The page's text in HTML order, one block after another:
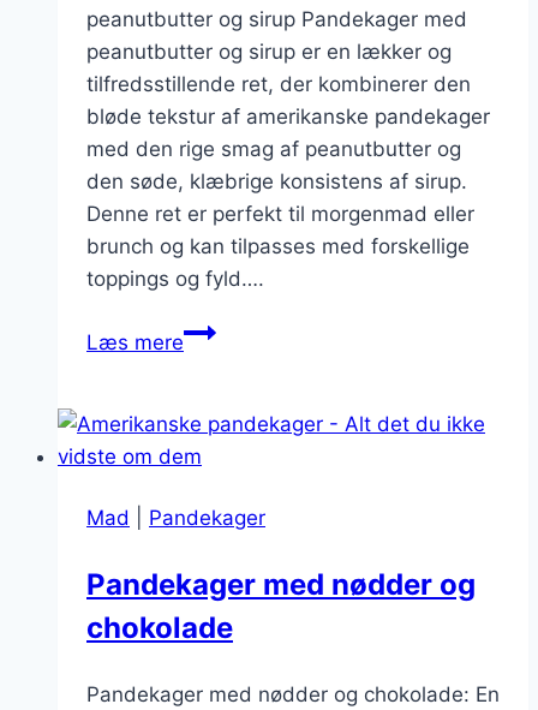
peanutbutter og sirup Pandekager med
peanutbutter og sirup er en lækker og
tilfredsstillende ret, der kombinerer den
bløde tekstur af amerikanske pandekager
med den rige smag af peanutbutter og
den søde, klæbrige konsistens af sirup.
Denne ret er perfekt til morgenmad eller
brunch og kan tilpasses med forskellige
toppings og fyld….
Læs merePandekager
og
sirup
Mad Pandekager
Pandekager med nødder og
chokolade
Pandekager med nødder og chokolade: En